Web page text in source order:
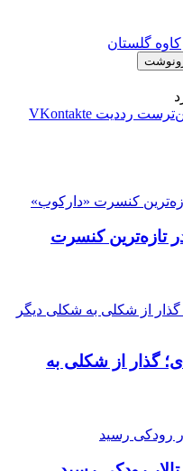
کاوه گلستان
‫رددیت ‫VKontakte
تازه‌ترین کنسرت
گذار از شکلی به